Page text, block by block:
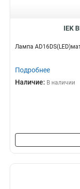
IEK
Лампа
Подробнее
Наличие: В наличии